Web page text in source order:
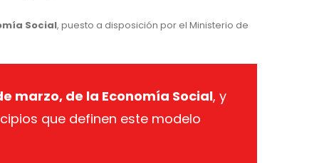
Social, puesto a disposición por el Ministerio de
marzo, de la Economía Social, y
que definen este modelo